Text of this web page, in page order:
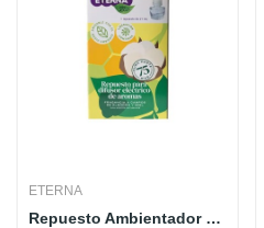
ETERNA
Repuesto Ambientador Electrico X 1 - ETERNA